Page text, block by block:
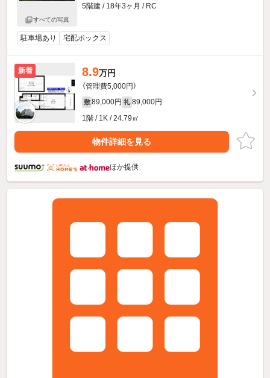
すべての写真
5階建 / 18年3ヶ月 / RC
駐車場あり 宅配ボックス
新着 8.9万円
（管理費5,000円）
敷 89,000円 礼 89,000円
1階 / 1K / 24.79㎡
物件詳細を見る
ほか提供